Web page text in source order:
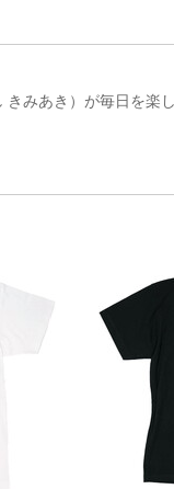
みあき）が毎日を楽